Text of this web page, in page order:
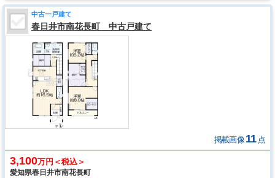
中古一戸建て
春日井市南花長町 中古戸建て
掲載画像 11 点
3,100万円＜税込＞
愛知県春日井市南花長町